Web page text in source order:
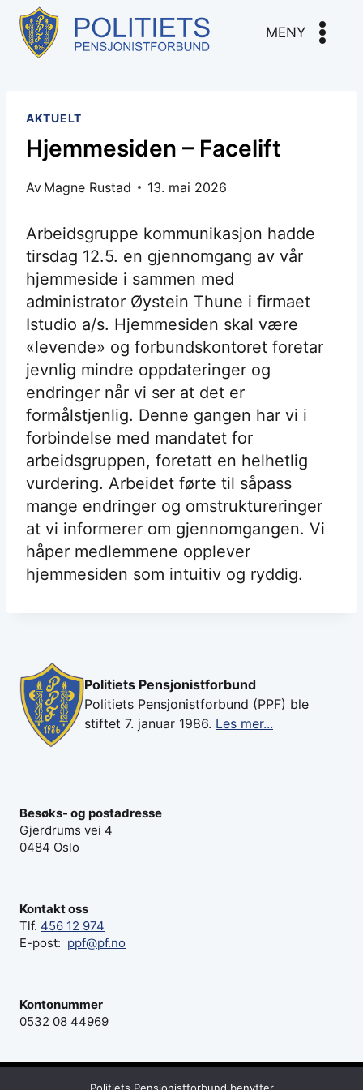
Skip
content
MENY
AKTUELT
Hjemmesiden – Facelift
Av Magne Rustad 13. mai 2026
Arbeidsgruppe kommunikasjon hadde
tirsdag 12.5. en gjennomgang av vår
hjemmeside i sammen med
administrator Øystein Thune i firmaet
Istudio a/s. Hjemmesiden skal være
«levende» og forbundskontoret foretar
jevnlig mindre oppdateringer og
endringer når vi ser at det er
formålstjenlig. Denne gangen har vi i
forbindelse med mandatet for
arbeidsgruppen, foretatt en helhetlig
vurdering. Arbeidet førte til såpass
mange endringer og omstruktureringer
at vi informerer om gjennomgangen. Vi
håper medlemmene opplever
hjemmesiden som intuitiv og ryddig.
Politiets Pensjonistforbund
Politiets Pensjonistforbund (PPF) ble
stiftet 7. januar 1986. Les mer...
Besøks- og postadresse
Gjerdrums vei 4
0484 Oslo
Kontakt oss
Tlf. 456 12 974
E-post: ppf@pf.no
Kontonummer
0532 08 44969